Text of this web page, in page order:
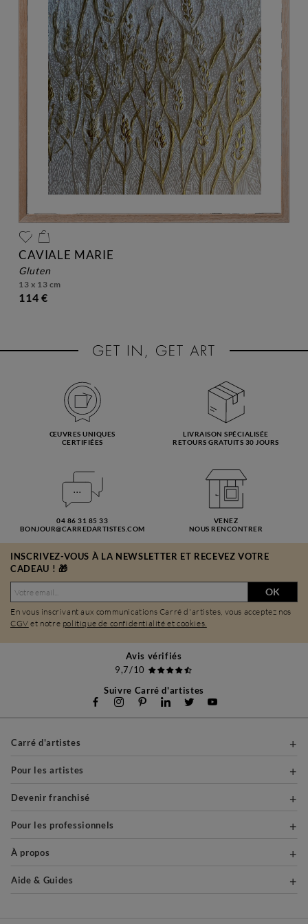
CAVIALE MARIE
gluten
13 x 13 cm
114 €
ŒUVRES UNIQUES
CERTIFIÉES
LIVRAISON SPÉCIALISÉE
RETOURS GRATUITS 30 JOURS
04 86 31 85 33
BONJOUR@CARREDARTISTES.COM
VENEZ
NOUS RENCONTRER
INSCRIVEZ-VOUS À LA NEWSLETTER ET RECEVEZ VOTRE
CADEAU ! 🎁
OK
En vous inscrivant aux communications Carré d'artistes, vous acceptez nos
CGV et notre politique de confidentialité et cookies.
Avis vérifiés
9,7/10
Suivre Carré d'artistes
Carré d'artistes
Pour les artistes
Devenir franchisé
Pour les professionnels
À propos
Aide & Guides